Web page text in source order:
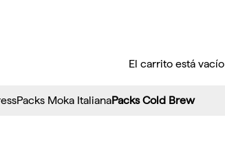
El carrito está vacío
Packs Moka ItalianaPacks Cold Brew